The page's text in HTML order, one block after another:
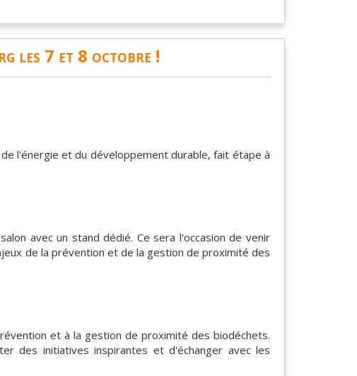
les 7 et 8 octobre !
l'énergie et du développement durable, fait étape à
avec un stand dédié. Ce sera l'occasion de venir
de la prévention et de la gestion de proximité des
et à la gestion de proximité des biodéchets.
des initiatives inspirantes et d'échanger avec les